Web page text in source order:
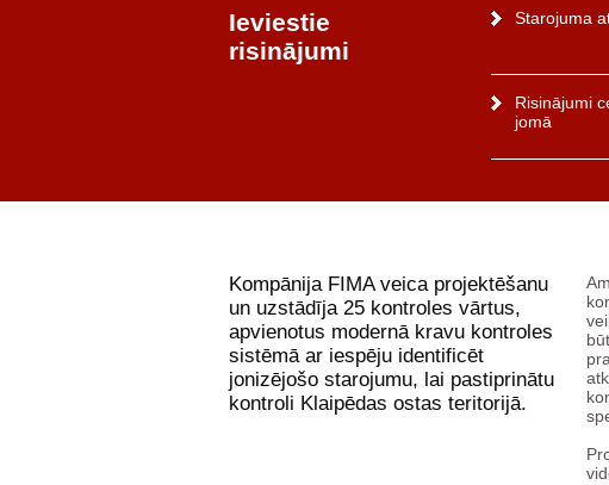
Ieviestie
risinājumi
Starojuma
Risinājumi
jomā
Kompānija FIMA veica projektēšanu
un uzstādīja 25 kontroles vārtus,
apvienotus modernā kravu kontroles
sistēmā ar iespēju identificēt
jonizējošo starojumu, lai pastiprinātu
kontroli Klaipēdas ostas teritorijā.